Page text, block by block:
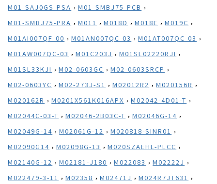
M01-SAJ0GS-PSA , M01-SMBJ75-PCB ,
M01-SMBJ75-PRA , M011 , M018D , M018E , M019C ,
M01AI007QF-00 , M01AN007QC-03 , M01AT007QC-03 ,
M01AW007QC-03 , M01C203J , M01SL02220RJI ,
M01SL33KJI , M02-0603GC , M02-0603SRCP ,
M02-0603YC , M02-273J-S1 , M02012R2 , M020156R ,
M020162R , M0201X561K016APX , M02042-4D01-T ,
M02044C-03-T , M02046-2B03C-T , M02046G-14 ,
M02049G-14 , M02061G-12 , M020818-SINR01 ,
M02090G14 , M02098G-13 , M020SZAEHL-PLCC ,
M02140G-12 , M02181-J180 , M022083 , M02222J ,
M022479-3-11 , M02358 , M02471J , M024R7JT631 ,